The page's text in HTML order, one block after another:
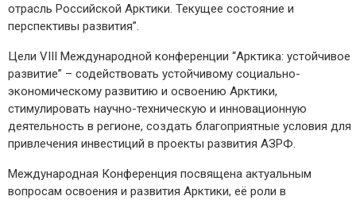
отрасль Российской Арктики. Текущее состояние и
перспективы развития”.
Цели VIII Международной конференции “Арктика: устойчивое
развитие” – содействовать устойчивому социально-
экономическому развитию и освоению Арктики,
стимулировать научно-техническую и инновационную
деятельность в регионе, создать благоприятные условия для
привлечения инвестиций в проекты развития АЗРФ.
Международная Конференция посвящена актуальным
вопросам освоения и развития Арктики, её роли в